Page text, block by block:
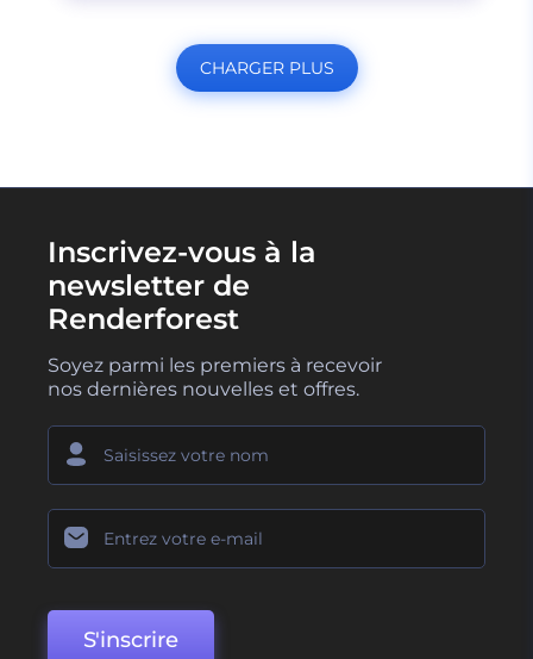
CHARGER PLUS
Inscrivez-vous à la
newsletter de
Renderforest
Soyez parmi les premiers à recevoir
nos dernières nouvelles et offres.
S'inscrire